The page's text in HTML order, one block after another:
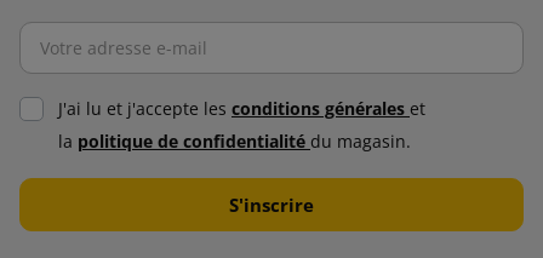
J'ai lu et j'accepte les conditions générales et
la politique de confidentialité du magasin.